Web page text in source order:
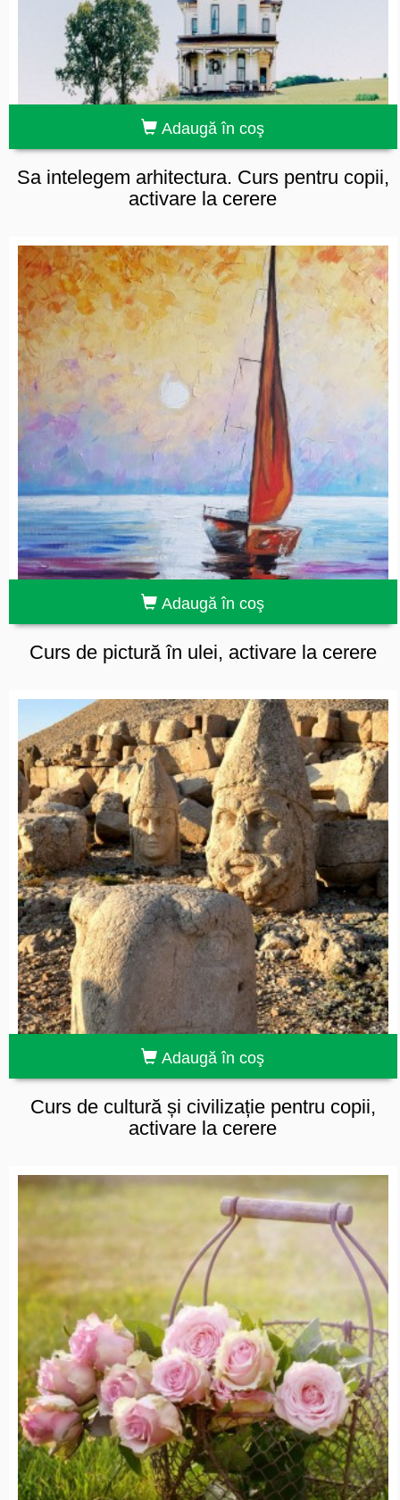
Adaugă în coş
Sa intelegem arhitectura. Curs pentru copii,
activare la cerere
Adaugă în coş
Curs de pictură în ulei, activare la cerere
Adaugă în coş
Curs de cultură și civilizație pentru copii,
activare la cerere